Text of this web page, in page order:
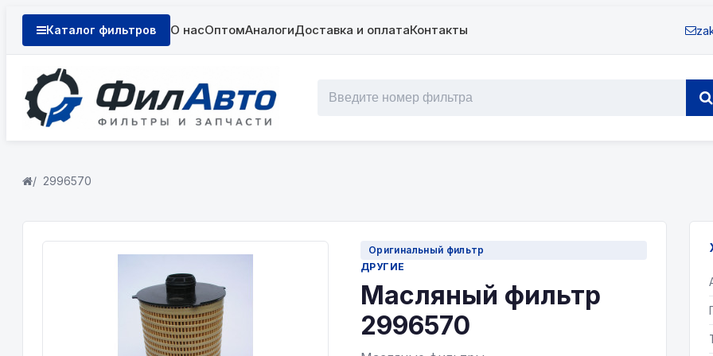
Каталог фильтров О насОптомАналогиДоставка и оплатаКонтакты
2996570
Оригинальный фильтр
ДРУГИЕ
Масляный фильтр
2996570